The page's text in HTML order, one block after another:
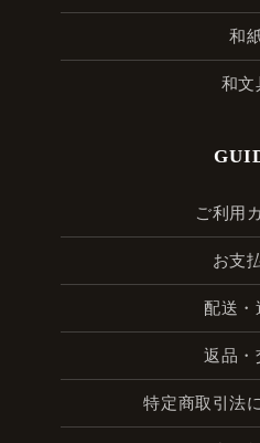
和
和文
ご利用
お支
配送・
返品・
特定商取引法